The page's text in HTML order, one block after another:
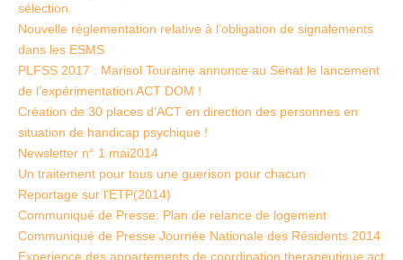
sélection.
Nouvelle réglementation relative à l’obligation de signalements
dans les ESMS
PLFSS 2017 : Marisol Touraine annonce au Sénat le lancement
de l’expérimentation ACT DOM !
Création de 30 places d’ACT en direction des personnes en
situation de handicap psychique !
Newsletter n° 1 mai2014
Un traitement pour tous une guerison pour chacun
Reportage sur l'ETP(2014)
Communiqué de Presse: Plan de relance de logement
Communiqué de Presse Journée Nationale des Résidents 2014
Experience des appartements de coordination therapeutique act